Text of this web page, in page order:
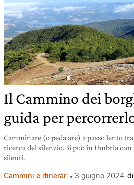
Il Cammino dei
guida per
Camminare (o pedalare) a passo lento
ricerca del silenzio. Si può in Umbria
silenti.
Cammini e itinerari 3 giugno 2024 di